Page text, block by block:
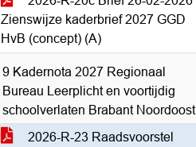
Zienswijze kaderbrief 2027 GGD
HvB (concept) (A)
9 Kadernota 2027 Regionaal
Bureau Leerplicht en voortijdig
schoolverlaten Brabant Noordoost
2026-R-23 Raadsvoorstel